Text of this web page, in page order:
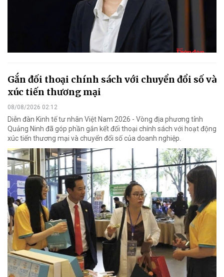
Gắn đối thoại chính sách với chuyển đổi số và
xúc tiến thương mại
08/08/2026 02:12
Diễn đàn Kinh tế tư nhân Việt Nam 2026 - Vòng địa phương tỉnh
Quảng Ninh đã góp phần gắn kết đối thoại chính sách với hoạt động
xúc tiến thương mại và chuyển đổi số của doanh nghiệp.